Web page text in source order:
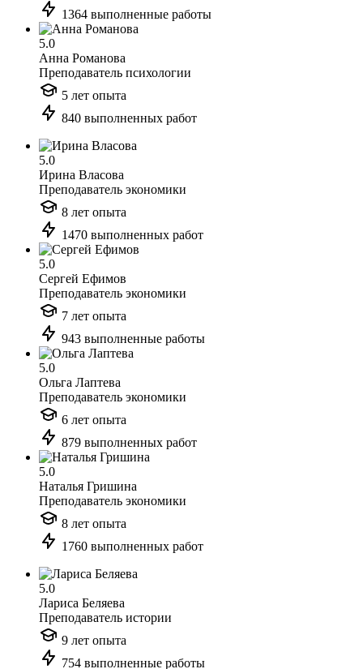
1364 выполненные работы
5.0
Анна Романова
Преподаватель психологии
5 лет опыта
840 выполненных работ
5.0
Ирина Власова
Преподаватель экономики
8 лет опыта
1470 выполненных работ
5.0
Сергей Ефимов
Преподаватель экономики
7 лет опыта
943 выполненные работы
5.0
Ольга Лаптева
Преподаватель экономики
6 лет опыта
879 выполненных работ
5.0
Наталья Гришина
Преподаватель экономики
8 лет опыта
1760 выполненных работ
5.0
Лариса Беляева
Преподаватель истории
9 лет опыта
754 выполненные работы